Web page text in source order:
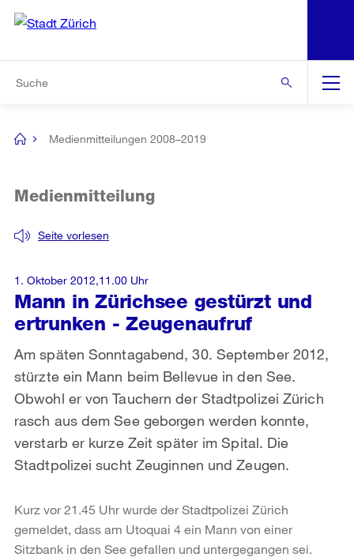
Navigation
[no
Medienmitteilungen 2008–2019
Mann in Zürichsee gestürzt und
ertrunken - Zeugenaufruf
Seite vorlesen
Medienmitteilung
Am späten Sonntagabend, 30. September 2012,
stürzte ein Mann beim Bellevue in den See.
Obwohl er von Tauchern der Stadtpolizei Zürich
rasch aus dem See geborgen werden konnte,
verstarb er kurze Zeit später im Spital. Die
Stadtpolizei sucht Zeuginnen und Zeugen.
1. Oktober 2012,11.00 Uhr
Kurz vor 21.45 Uhr wurde der Stadtpolizei Zürich
gemeldet, dass am Utoquai 4 ein Mann von einer
Sitzbank in den See gefallen und untergegangen sei.